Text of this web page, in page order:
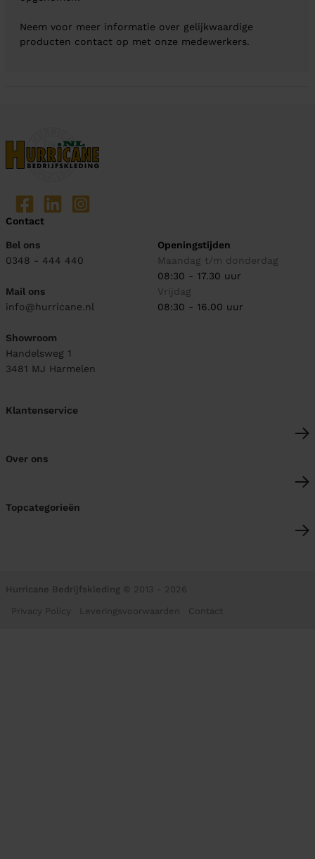
Neem voor meer informatie over gelijkwaardige
producten contact op met onze medewerkers.
Contact
Bel ons
0348 - 444 440
Mail ons
info@hurricane.nl
Showroom
Handelsweg 1
3481 MJ Harmelen
Openingstijden
Maandag t/m donderdag
08:30 - 17.30 uur
Vrijdag
08:30 - 16.00 uur
Klantenservice
Over ons
Topcategorieën
Hurricane Bedrijfskleding © 2013 - 2026
Privacy Policy Leveringsvoorwaarden Contact